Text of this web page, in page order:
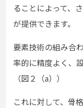
ることによって、
が提供できます。
要素技術の組み合
率的に精度よく、
（図２（a））
これに対して、骨